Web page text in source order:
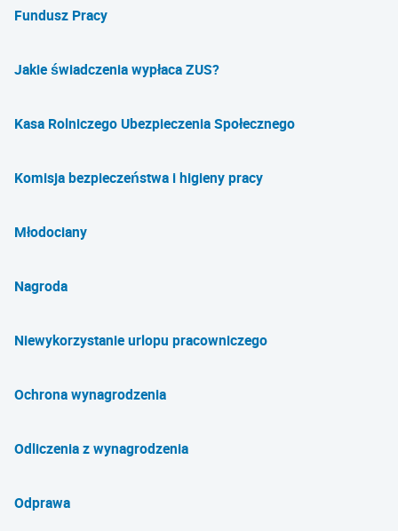
Fundusz Pracy
Jakie świadczenia wypłaca ZUS?
Kasa Rolniczego Ubezpieczenia Społecznego
Komisja bezpieczeństwa i higieny pracy
Młodociany
Nagroda
Niewykorzystanie urlopu pracowniczego
Ochrona wynagrodzenia
Odliczenia z wynagrodzenia
Odprawa